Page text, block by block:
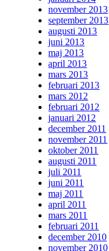
november 2013
september 2013
augusti 2013
juni 2013
maj 2013
april 2013
mars 2013
februari 2013
mars 2012
februari 2012
januari 2012
december 2011
november 2011
oktober 2011
augusti 2011
juli 2011
juni 2011
maj 2011
april 2011
mars 2011
februari 2011
december 2010
november 2010